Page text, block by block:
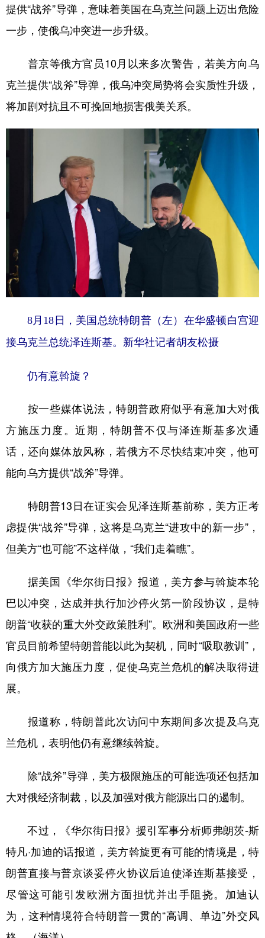
提供“战斧”导弹，意味着美国在乌克兰问题上迈出危险
一步，使俄乌冲突进一步升级。
普京等俄方官员10月以来多次警告，若美方向乌
克兰提供“战斧”导弹，俄乌冲突局势将会实质性升级，
将加剧对抗且不可挽回地损害俄美关系。
8月18日，美国总统特朗普（左）在华盛顿白宫迎
接乌克兰总统泽连斯基。新华社记者胡友松摄
仍有意斡旋？
按一些媒体说法，特朗普政府似乎有意加大对俄
方施压力度。近期，特朗普不仅与泽连斯基多次通
话，还向媒体放风称，若俄方不尽快结束冲突，他可
能向乌方提供“战斧”导弹。
特朗普13日在证实会见泽连斯基前称，美方正考
虑提供“战斧”导弹，这将是乌克兰“进攻中的新一步”，
但美方“也可能”不这样做，“我们走着瞧”。
据美国《华尔街日报》报道，美方参与斡旋本轮
巴以冲突，达成并执行加沙停火第一阶段协议，是特
朗普“收获的重大外交政策胜利”。欧洲和美国政府一些
官员目前希望特朗普能以此为契机，同时“吸取教训”，
向俄方加大施压力度，促使乌克兰危机的解决取得进
展。
报道称，特朗普此次访问中东期间多次提及乌克
兰危机，表明他仍有意继续斡旋。
除“战斧”导弹，美方极限施压的可能选项还包括加
大对俄经济制裁，以及加强对俄方能源出口的遏制。
不过，《华尔街日报》援引军事分析师弗朗茨-斯
特凡·加迪的话报道，美方斡旋更有可能的情境是，特
朗普直接与普京谈妥停火协议后迫使泽连斯基接受，
尽管这可能引发欧洲方面担忧并出手阻挠。加迪认
为，这种情境符合特朗普一贯的“高调、单边”外交风